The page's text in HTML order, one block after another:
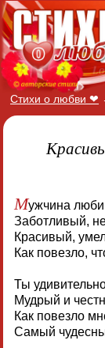
Стихи о любви ❤
Мужчина
Заботливый,
Красивый,
Как повезло,
Ты
Мудрый и
Как повезло
Самый